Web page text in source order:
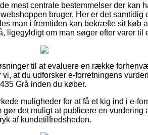
mest centrale bestemmelser der kan
bruger. Her er det samtidig
man i fremtiden kan bekræfte sit køb
ligegyldigt om man søger efter varer til
til at evaluere en række
at du udforsker e-forretningens
Grå inden du køber.
muligheder for at få et kig ind i e-
det muligt at publicere en vurdering
af kundetilfredsheden.